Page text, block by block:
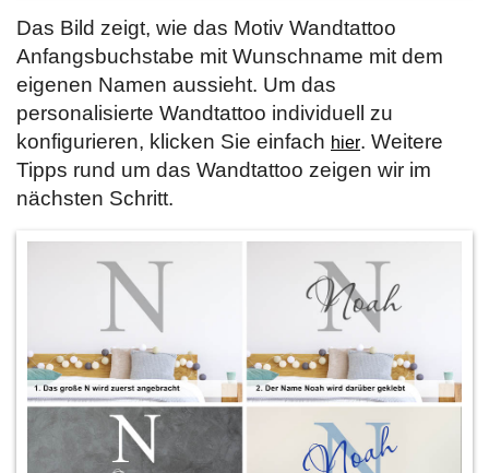
Das Bild zeigt, wie das Motiv Wandtattoo
Anfangsbuchstabe mit Wunschname mit dem
eigenen Namen aussieht. Um das
personalisierte Wandtattoo individuell zu
konfigurieren, klicken Sie einfach hier. Weitere
Tipps rund um das Wandtattoo zeigen wir im
nächsten Schritt.